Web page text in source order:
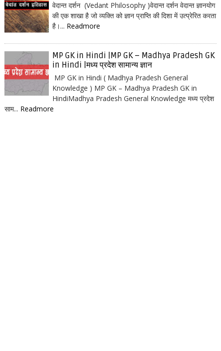
वेदान्त दर्शन (Vedant Philosophy )वेदान्त दर्शन वेदान्त ज्ञानयोग
की एक शाखा है जो व्यक्ति को ज्ञान प्राप्ति की दिशा में उत्प्रेरित करता
है।... Readmore
MP GK in Hindi |MP GK – Madhya Pradesh GK
in Hindi |मध्य प्रदेश सामान्य ज्ञान
MP GK in Hindi ( Madhya Pradesh General
Knowledge ) MP GK – Madhya Pradesh GK in
HindiMadhya Pradesh General Knowledge मध्य प्रदेश
साम... Readmore